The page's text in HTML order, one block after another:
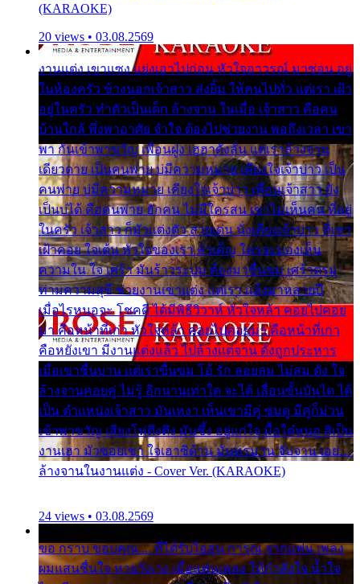
(KARAOKE)
20 views • 03.08.2569
งานแต่ง เขาแซง แย่งเอาไปก่อน หัวใจอาวรณ์ มาซ่อน อยู่
ในห้องครัว ข้างนอกเจ้าสาว ส่งยิ้ม ให้คนไปทั่ว แต่เรา เฝ้า
อยู่ในครัว ทำตัวเป็นเด็ก ล้างจาน ในเมื่อ เจ้าสาว คือคน
บ้านใกล้ พึ่งพาอาศัย จำใจ ต้องไปช่วยงาน พอถึงเวลา เขา
พา กันเข้าพาขวัญ เพื่อนฝูง เฮฮาดังลั่น แต่เราล้างจาน
เดียวดาย เป็นคนพ่าย บ่มีความหมาย เคียงใจเจ้าบ่าว เป็น
คนพ่าย บ่มีความหมาย เคียงใจเจ้าบ่าว เพื่อนเจ้าสาว ยัง
เป็นบ่ได้ คือคนพ่าย ฮักคน ไม่มีใครสน เขาไม่เห็นคน ที่อยู่
ในครัว เจ้าสาว ก็มัวแต่งตัว สวยเด่น นั่งเคียงเจ้าบ่าว ที่เขา
เฝ้าคอย ใจเต้น หัวใจของเรา ลำเค็ญ ใครจะมองเห็น
ความใน ใจ เศร้า มันร้าวระบม ต้องมาขื่นขม เศร้าตรม
ท่ามความสุขี ช่วยงานเขาแต่ง แต่เรา แล้งมาหลายปี
เมื่อไรหนอจะ โชคดี ได้มีพิธีวิวาห์ หัวใจหล้า คอยไปคอย
มา คือหน้าที่เก่า หัวใจหล้า คอยไปคอยมา คือหน้าที่เก่า
คือหยังเขา มีงานแต่งแล้ว ไปล้างแต่จาน ดั่งถูกประหาร
เมื่อเขาชื่นบาน แต่เราขื่นขม โอ้ รัก ลอยลม ไม่สม ดัง ใจ
ล้างจานคอยคู่ ไม่รู้ อีกนานเท่าใด จะได้ เลื่อนขั้นบันได ได้
เป็น ตำแหน่งเจ้าสาว มันเหงา เห็นเขามีคู่ ซมดู มีคู่ก็ม่วน
เข้าพาขวัญ เสียงโห่ตึงตึง มันซึ้ง อยู่แก่ใจ มื้อใด๋หนอ สิเป็น
งานเฮา มัวซอยเขา ใจเฮาซิด้าน มันทรมาน จับจาน เอย…
ล้างจานในงานแต่ง - Cover Ver. (KARAOKE)
24 views • 03.08.2569
ขอ กราบ ขอบคุณ.... ที่ได้รับไออุ่น การุณ จากแฟน เพลง
ผมแสนชื่นใจ หายวังเวง เมื่อแฟนเพลง ให้กำลังใจ น้ำใจ